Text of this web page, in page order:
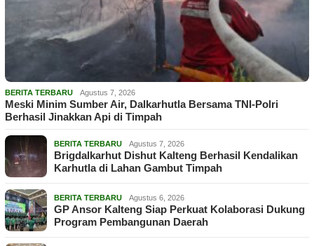
BERITA TERBARU Agustus 7, 2026
Meski Minim Sumber Air, Dalkarhutla Bersama TNI-Polri
Berhasil Jinakkan Api di Timpah
BERITA TERBARU Agustus 7, 2026
Brigdalkarhut Dishut Kalteng Berhasil Kendalikan
Karhutla di Lahan Gambut Timpah
BERITA TERBARU Agustus 6, 2026
GP Ansor Kalteng Siap Perkuat Kolaborasi Dukung
Program Pembangunan Daerah